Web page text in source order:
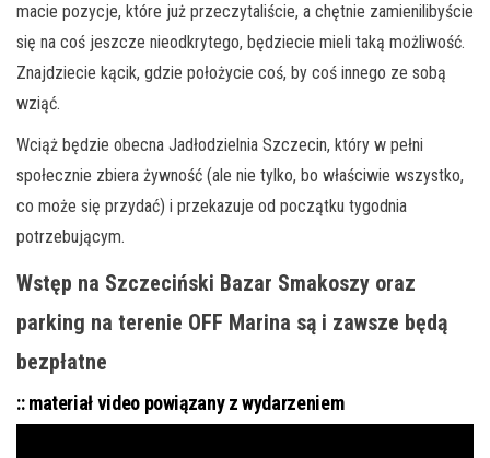
macie pozycje, które już przeczytaliście, a chętnie zamienilibyście
się na coś jeszcze nieodkrytego, będziecie mieli taką możliwość.
Znajdziecie kącik, gdzie położycie coś, by coś innego ze sobą
wziąć.
Wciąż będzie obecna Jadłodzielnia Szczecin, który w pełni
społecznie zbiera żywność (ale nie tylko, bo właściwie wszystko,
co może się przydać) i przekazuje od początku tygodnia
potrzebującym.
Wstęp na Szczeciński Bazar Smakoszy oraz
parking na terenie OFF Marina są i zawsze będą
bezpłatne
:: materiał video powiązany z wydarzeniem